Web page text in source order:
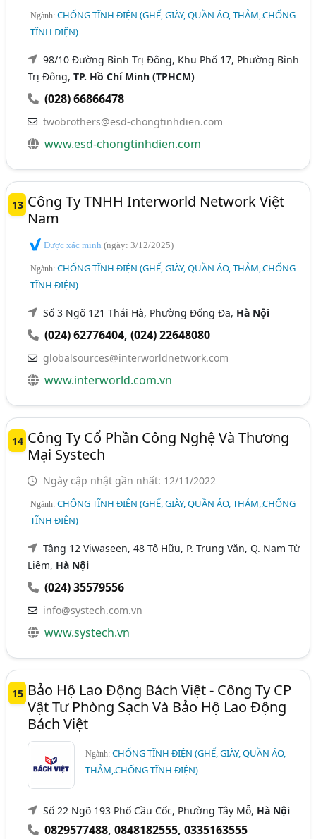
Ngành:CHỐNG TĨNH ĐIỆN (GHẾ, GIÀY, QUẦN ÁO, THẢM,.CHỐNG
TĨNH ĐIỆN)
98/10 Đường Bình Trị Đông, Khu Phố 17, Phường Bình
Trị Đông,TP. Hồ Chí Minh (TPHCM)
(028) 66866478
twobrothers@esd-chongtinhdien.com
www.esd-chongtinhdien.com
13 Công Ty TNHH Interworld Network Việt
Nam
Được xác minh(ngày: 3/12/2025)
Ngành:CHỐNG TĨNH ĐIỆN (GHẾ, GIÀY, QUẦN ÁO, THẢM,.CHỐNG
TĨNH ĐIỆN)
Số 3 Ngõ 121 Thái Hà, Phường Đống Đa, Hà Nội
(024) 62776404,(024) 22648080
globalsources@interworldnetwork.com
www.interworld.com.vn
14 Công Ty Cổ Phần Công Nghệ Và Thương
Mại Systech
Ngày cập nhật gần nhất: 12/11/2022
Ngành:CHỐNG TĨNH ĐIỆN (GHẾ, GIÀY, QUẦN ÁO, THẢM,.CHỐNG
TĨNH ĐIỆN)
Tầng 12 Viwaseen, 48 Tố Hữu, P. Trung Văn, Q. Nam Từ
Liêm, Hà Nội
(024) 35579556
info@systech.com.vn
www.systech.vn
15 Bảo Hộ Lao Động Bách Việt - Công Ty CP
Vật Tư Phòng Sạch Và Bảo Hộ Lao Động
Bách Việt
Ngành:CHỐNG TĨNH ĐIỆN (GHẾ, GIÀY, QUẦN ÁO,
THẢM,.CHỐNG TĨNH ĐIỆN)
Số 22 Ngõ 193 Phố Cầu Cốc, Phường Tây Mỗ, Hà Nội
0829577488,0848182555,0335163555